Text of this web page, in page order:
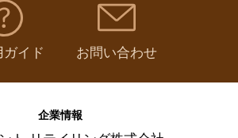
イド お問い合わせ
企業情報